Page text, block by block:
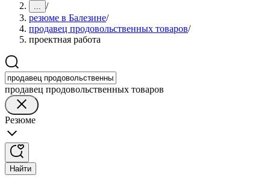
... /
резюме в Балезине/
продавец продовольственных товаров/
проектная работа
продавец продовольственных товаров
Резюме
Найти